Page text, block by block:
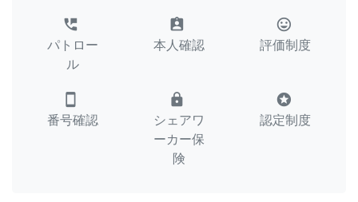
perm_phone_msg
パトロー
ル
assignment_ind
本人確認
tag_faces
評価制度
smartphone
番号確認
lock
シェアワ
ーカー保
険
stars
認定制度